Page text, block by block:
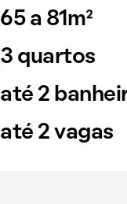
65 a 81m²
3 quartos
até 2
até 2 vagas